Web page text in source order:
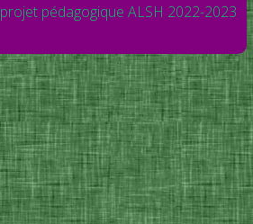
projet pédagogique ALSH 2022-2023